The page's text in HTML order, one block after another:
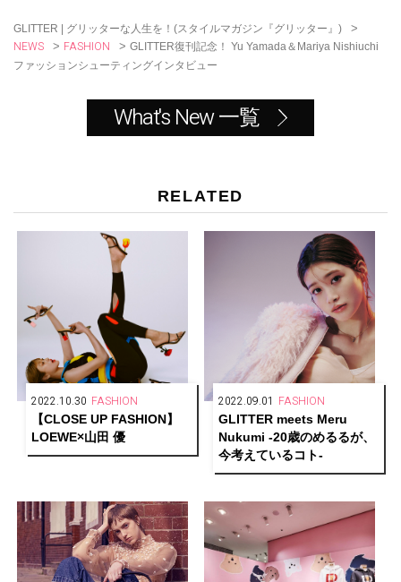
GLITTER | グリッターな人生を！(スタイルマガジン『グリッター』) >
NEWS > FASHION > GLITTER復刊記念！ Yu Yamada＆Mariya Nishiuchi
ファッションシューティングインタビュー
What's New 一覧
RELATED
2022.10.30 FASHION
【CLOSE UP FASHION】
LOEWE×山田 優
2022.09.01 FASHION
GLITTER meets Meru
Nukumi -20歳のめるるが、
今考えているコト-